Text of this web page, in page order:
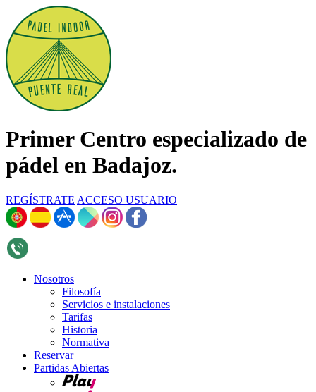
Primer Centro especializado de
pádel en Badajoz.
REGÍSTRATE ACCESO USUARIO
Nosotros
Filosofía
Servicios e instalaciones
Tarifas
Historia
Normativa
Reservar
Partidas Abiertas